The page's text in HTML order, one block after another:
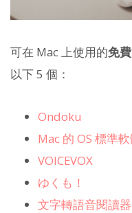
可在 Mac 上使用的免費
以下 5 個：
Ondoku
Mac 的 OS 標準
VOICEVOX
ゆくも！
文字轉語音閱讀器